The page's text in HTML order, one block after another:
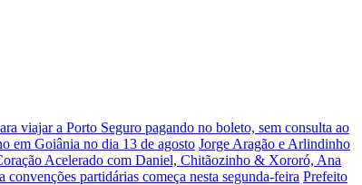
viajar a Porto Seguro pagando no boleto, sem consulta ao
em Goiânia no dia 13 de agosto Jorge Aragão e Arlindinho
Acelerado com Daniel, Chitãozinho & Xororó, Ana
convenções partidárias começa nesta segunda-feira Prefeito